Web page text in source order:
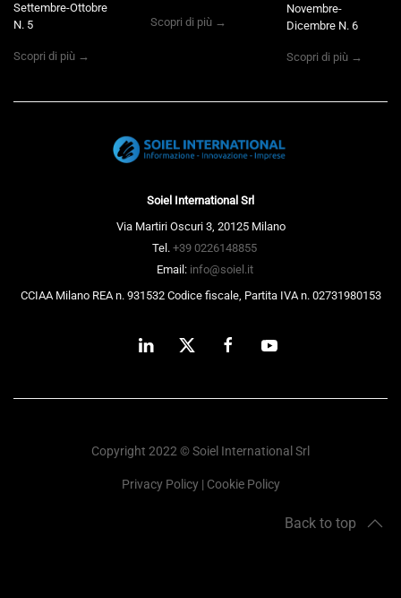
Settembre-Ottobre
N. 5
Scopri di più →
Scopri di più →
Novembre-
Dicembre N. 6
Scopri di più →
Soiel International Srl
Via Martiri Oscuri 3, 20125 Milano
Tel. +39 0226148855
Email: info@soiel.it
CCIAA Milano REA n. 931532 Codice fiscale, Partita IVA n. 02731980153
Copyright 2022 © Soiel International Srl
Privacy Policy| Cookie Policy
Back to top